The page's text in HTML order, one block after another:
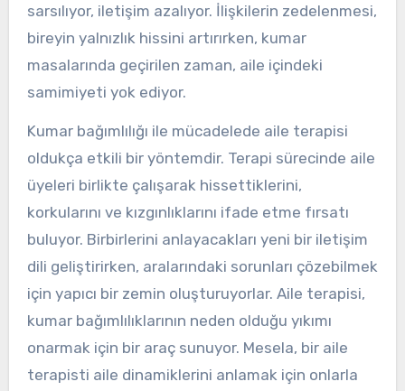
sarsılıyor, iletişim azalıyor. İlişkilerin zedelenmesi,
bireyin yalnızlık hissini artırırken, kumar
masalarında geçirilen zaman, aile içindeki
samimiyeti yok ediyor.
Kumar bağımlılığı ile mücadelede aile terapisi
oldukça etkili bir yöntemdir. Terapi sürecinde aile
üyeleri birlikte çalışarak hissettiklerini,
korkularını ve kızgınlıklarını ifade etme fırsatı
buluyor. Birbirlerini anlayacakları yeni bir iletişim
dili geliştirirken, aralarındaki sorunları çözebilmek
için yapıcı bir zemin oluşturuyorlar. Aile terapisi,
kumar bağımlılıklarının neden olduğu yıkımı
onarmak için bir araç sunuyor. Mesela, bir aile
terapisti aile dinamiklerini anlamak için onlarla